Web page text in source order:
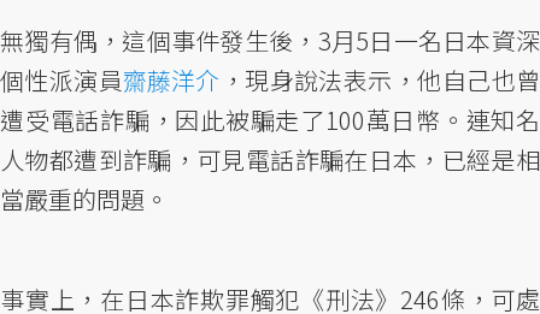
無獨有偶，這個事件發生後，3月5日一名日本資深
個性派演員齋藤洋介 ，現身說法表示，他自己也曾
遭受電話詐騙，因此被騙走了100萬日幣。連知名
人物都遭到詐騙，可見電話詐騙在日本，已經是相
當嚴重的問題。
事實上，在日本詐欺罪觸犯《刑法》246條，可處